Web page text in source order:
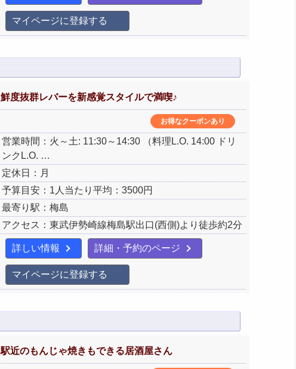
マイページに登録する
鮮度抜群レバーを新感覚スタイルで満喫♪
お得なクーポンあり
営業時間：火～土: 11:30～14:30 （料理L.O. 14:00 ドリ
ンクL.O. …
定休日：月
予算目安：1人当たり平均：3500円
最寄り駅：梅島
アクセス：東武伊勢崎線梅島駅出口(西側)より徒歩約2分
詳しい情報 詳細・予約のページ
マイページに登録する
駅近のもんじゃ焼きもできる居酒屋さん